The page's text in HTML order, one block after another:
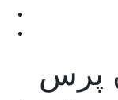
پرس